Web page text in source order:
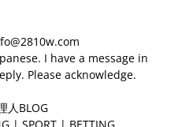
I have a message in
Please acknowledge.
人BLOG